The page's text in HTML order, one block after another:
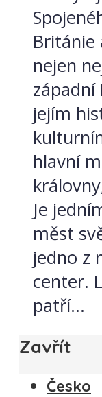
Británie
nejen
západní
jejím
hlavní
Je
měst
jedno z
center.
patří...
Zavřít
Česko